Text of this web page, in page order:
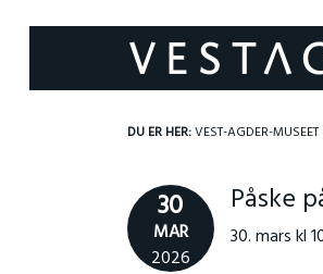
DU ER HER:VEST-AGDER-MUSEET
30
MAR
2026
Påske
30. mars kl